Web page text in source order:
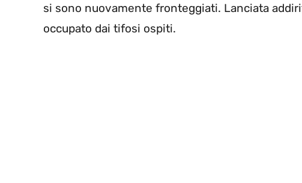
si sono nuovamente fronteggiati. Lanciata
occupato dai tifosi ospiti.